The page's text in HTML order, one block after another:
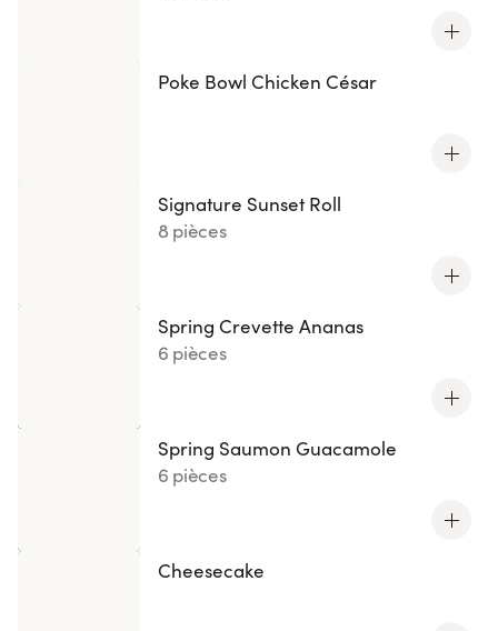
Poke Bowl Chicken César
Signature Sunset Roll
8 pièces
Spring Crevette Ananas
6 pièces
Spring Saumon Guacamole
6 pièces
Cheesecake